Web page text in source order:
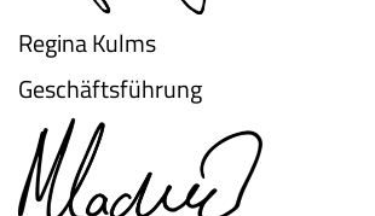
Regina Kulms
Geschäftsführung